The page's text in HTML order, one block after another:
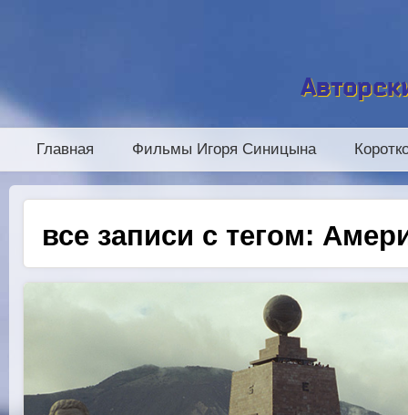
Главная Фильмы Игоря Синицына
все записи с тегом: